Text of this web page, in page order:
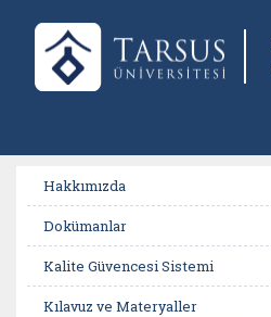
Hakkımızda
Dokümanlar
Kalite Güvencesi Sistemi
Kılavuz ve Materyaller